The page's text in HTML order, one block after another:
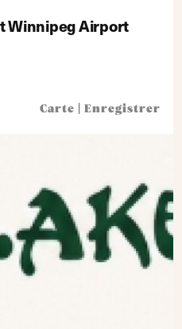
Winnipeg Airport
Carte Enregistrer